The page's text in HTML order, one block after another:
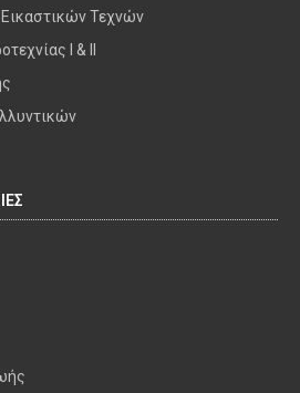
Τεχνών
I & II